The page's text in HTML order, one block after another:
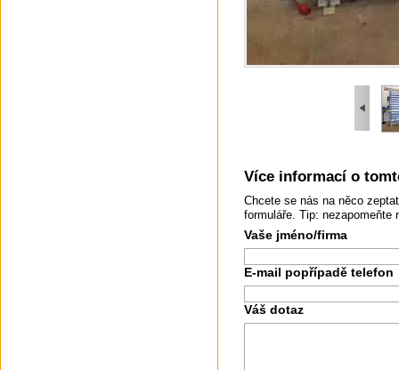
Více informací o
Chcete se nás na něco
formuláře. Tip:
Vaše jméno/firma
E-mail popřípadě telefon
Váš dotaz